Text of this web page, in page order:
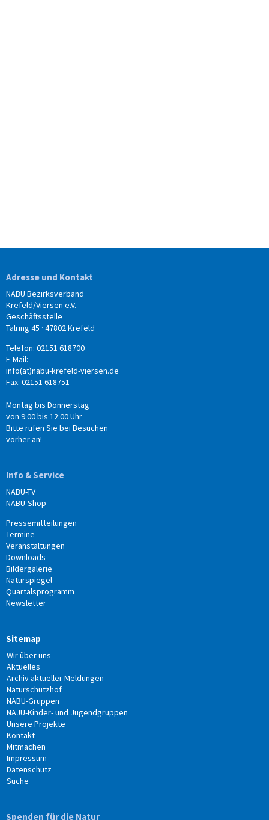
Adresse und Kontakt
NABU Bezirksverband
Krefeld/Viersen e.V.
Geschäftsstelle
Talring 45 · 47802 Krefeld
Telefon: 02151 618700
E-Mail:
info(at)nabu-krefeld-viersen.de
Fax: 02151 618751
Montag bis Donnerstag
von 9:00 bis 12:00 Uhr
Bitte rufen Sie bei Besuchen
vorher an!
Info & Service
NABU-TV
NABU-Shop
Pressemitteilungen
Termine
Veranstaltungen
Downloads
Bildergalerie
Naturspiegel
Quartalsprogramm
Newsletter
Sitemap
Wir über uns
Aktuelles
Archiv aktueller Meldungen
Naturschutzhof
NABU-Gruppen
NAJU-Kinder- und Jugendgruppen
Unsere Projekte
Kontakt
Mitmachen
Impressum
Datenschutz
Suche
Spenden für die Natur